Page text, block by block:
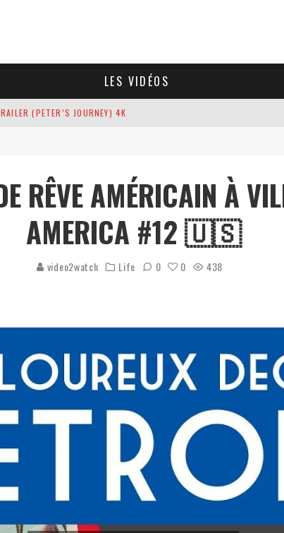
LES VIDÉOS
(PETER’S JOURNEY) 4K
RÊVE AMÉRICAIN À
AMERICA #12 🇺🇸
video2watch Life 0 0 438